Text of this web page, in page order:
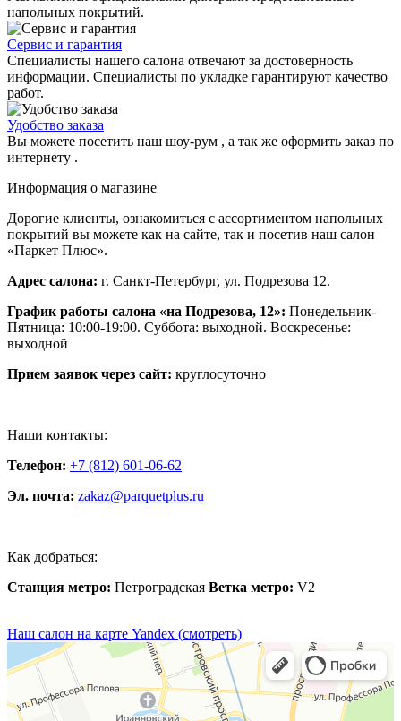
напольных покрытий.
Сервис и гарантия
Специалисты нашего салона отвечают за достоверность
информации. Специалисты по укладке гарантируют качество
работ.
Удобство заказа
Вы можете посетить наш шоу-рум , а так же оформить заказ по
интернету .
Информация о магазине
Дорогие клиенты, ознакомиться с ассортиментом напольных
покрытий вы можете как на сайте, так и посетив наш салон
«Паркет Плюс».
Адрес салона: г. Санкт-Петербург, ул. Подрезова 12.
График работы салона «на Подрезова, 12»: Понедельник-
Пятница: 10:00-19:00. Суббота: выходной. Воскресенье:
выходной
Прием заявок через сайт: круглосуточно
Наши контакты:
Телефон: +7 (812) 601-06-62
Эл. почта: zakaz@parquetplus.ru
Как добраться:
Станция метро: Петроградская Ветка метро: V2
Наш салон на карте Yandex (смотреть)